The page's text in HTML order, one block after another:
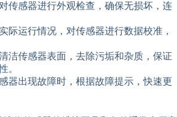
对传感器进行外观检查，确保无损坏，连
际运行情况，对传感器进行数据校准，
清洁传感器表面，去除污垢和杂质，保证
。
器出现故障时，根据故障提示，快速更